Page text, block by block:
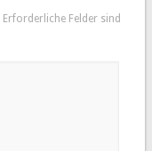
Erforderliche Felder sind